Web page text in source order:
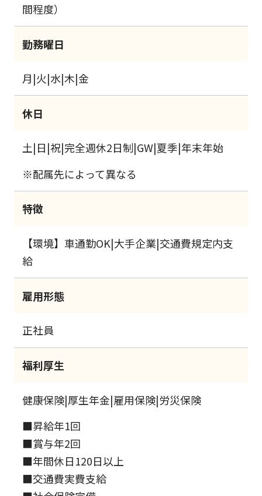
間程度）
勤務曜日
月|火|水|木|金
休日
土|日|祝|完全週休2日制|GW|夏季|年末年始
※配属先によって異なる
特徴
【環境】車通勤OK|大手企業|交通費規定内支
給
雇用形態
正社員
福利厚生
健康保険|厚生年金|雇用保険|労災保険
■昇給年1回
■賞与年2回
■年間休日120日以上
■交通費実費支給